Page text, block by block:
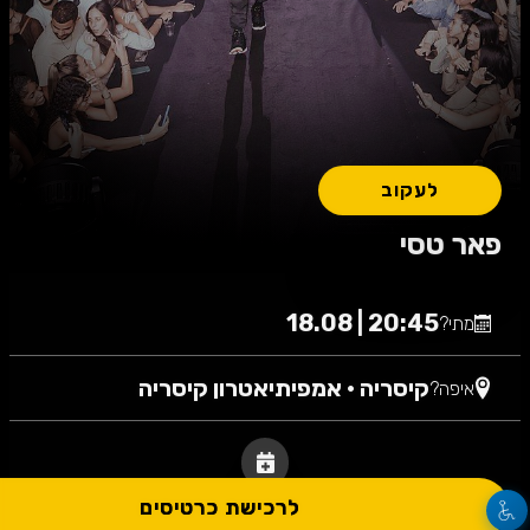
פאר טסי
לעקוב
מתי?20:45 | 18.08
איפה?קיסריה • אמפיתיאטרון קיסריה
לרכישת כרטיסים